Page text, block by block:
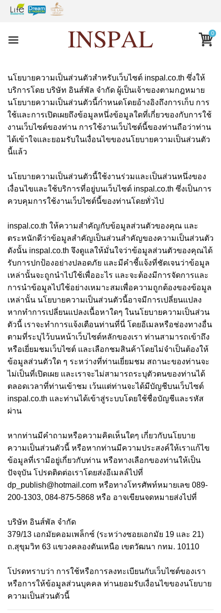
Skip
0
นโยบายความเป็นส่วนตัวสำหรับเว็บไซต์ inspal.co.th ซึ่งให้
บริการโดย บริษัท อินส์พัล จำกัด ผู้เป็นเจ้าของตามกฎหมาย
นโยบายความเป็นส่วนตัวนี้กำหนดโดยอ้างอิงถึงการเก็บ การ
ใช้และการเปิดเผยถึงข้อมูลหนึ่งข้อมูลใดที่เกี่ยวของกับการใช้
งานเว็บไซต์ของท่าน การใช้งานเว็บไซต์นี้ของท่านถือว่าท่าน
ได้เข้าใจและยอมรับในเงื่อนไขของนโยบายความเป็นส่วนตัว
นี้แล้ว
นโยบายความเป็นส่วนตัวนี้ใช้งานร่วมและเป็นส่วนหนึ่งของ
เงื่อนไขและใช้บริการที่อยู่บนเว็บไซต์ inspal.co.th ซึ่งเป็นการ
ควบคุมการใช้งานเว็บไซต์นี้ของท่านโดยทั่วไป
inspal.co.th ให้ความสำคัญกับข้อมูลส่วนตัวของคุณ และ
ตระหนักดีว่าข้อมูลสำคัญเป็นส่วนสำคัญของความเป็นส่วนตัว
ดังนั้น inspal.co.th จึงดูแลให้มั่นใจว่าข้อมูลส่วนตัวของคุณได้
รับการปกป้องอย่างปลอดภัย และมีคำชี้แจ้งที่ชัดเจนว่าข้อมูล
เหล่านั้นจะถูกนำไปใช้เพื่ออะไร และจะต้องมีการจัดการและ
การนำข้อมูลไปใช้อย่างเหมาะสมเพื่อความถูกต้องของข้อมูล
เหล่านั้น นโยบายความเป็นส่วนตัวนี้อาจมีการเปลี่ยนแปลง
หากทำการเปลี่ยนแปลงเนื้อหาใดๆ ในนโยบายความเป็นส่วน
ตัวนี้ เราจะทำการแจ้งเตือนท่านที่นี่ โดยอีเมลหรือช่องทางอื่น
ตามที่ระบุไว้บนหน้าเว็บไซต์หลักของเรา ท่านสามารถเข้าถึง
หรือเยี่ยมชมเว็บไซต์ และเลือกชมสินค้าโดยไม่จำเป็นต้องให้
ข้อมูลส่วนตัวใด ๆ ระหว่างที่ท่านเยี่ยมชม สถานะของท่านจะ
ไม่เป็นที่เปิดเผย และเราจะไม่สามารถระบุตัวตนของท่านได้
ตลอดเวลาที่ท่านเข้าชม เว้นแต่ท่านจะได้มีบัญชีบนเว็บไซต์
inspal.co.th และท่านได้เข้าสู่ระบบโดยใช้ชื่อบัญชีและรหัส
ผ่าน
หากท่านมีคำถามหรือความคิดเห็นใดๆ เกี่ยวกับนโยบาย
ความเป็นส่วนตัวนี้ หรือหากท่านมีความประสงค์ให้เราแก้ไข
ข้อมูลที่เรามีอยู่เกี่ยวกับท่าน หรือทางเลือกของท่านให้เป็น
ปัจจุบัน โปรดติดต่อเราโดยส่งอีเมลล์ไปที่
dp_publish@hotmail.com หรือทางโทรศัพท์หมายเลข 089-
200-1303, 084-875-5868 หรือ อาจเขียนจดหมายส่งไปที่
บริษัท อินส์พัล จำกัด
379/13 เอกมัยคอมเพล็กซ์ (ระหว่างซอยเอกมัย 19 และ 21)
ถ.สุขุมวิท 63 แขวงคลองตันเหนือ เขตวัฒนา กทม. 10110
โปรดทราบว่า การใช้หรือการลงทะเบียนกับเว็บไซต์ของเรา
หรือการให้ข้อมูลส่วนบุคคล ท่านยอมรับเงื่อนไขของนโยบาย
ความเป็นส่วนตัวนี้